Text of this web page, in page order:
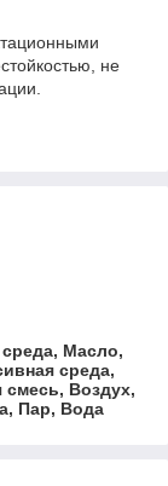
не
Масло,
среда,
смесь, Воздух,
Пар, Вода